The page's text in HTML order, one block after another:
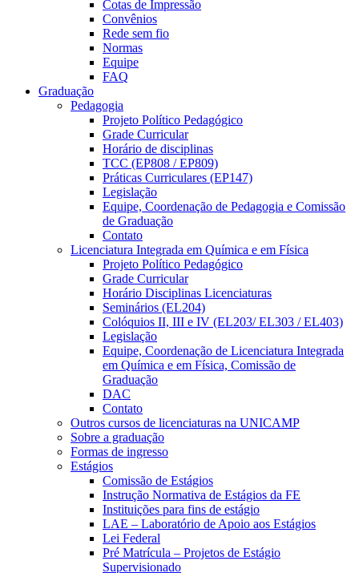
Cotas de Impressão
Convênios
Rede sem fio
Normas
Equipe
FAQ
Graduação
Pedagogia
Projeto Político Pedagógico
Grade Curricular
Horário de disciplinas
TCC (EP808 / EP809)
Práticas Curriculares (EP147)
Legislação
Equipe, Coordenação de Pedagogia e Comissão
de Graduação
Contato
Licenciatura Integrada em Química e em Física
Projeto Político Pedagógico
Grade Curricular
Horário Disciplinas Licenciaturas
Seminários (EL204)
Colóquios II, III e IV (EL203/ EL303 / EL403)
Legislação
Equipe, Coordenação de Licenciatura Integrada
em Química e em Física, Comissão de
Graduação
DAC
Contato
Outros cursos de licenciaturas na UNICAMP
Sobre a graduação
Formas de ingresso
Estágios
Comissão de Estágios
Instrução Normativa de Estágios da FE
Instituições para fins de estágio
LAE – Laboratório de Apoio aos Estágios
Lei Federal
Pré Matrícula – Projetos de Estágio
Supervisionado